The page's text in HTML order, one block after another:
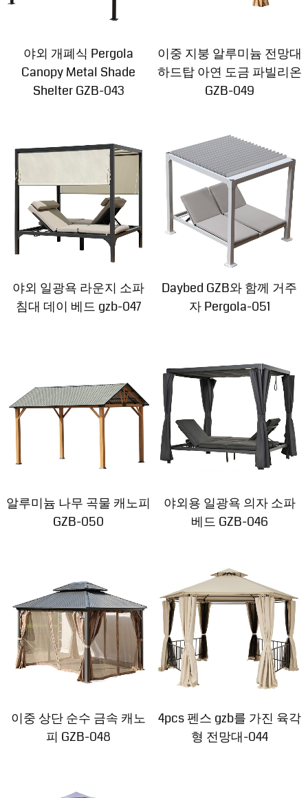
야외 개폐식 Pergola
Canopy Metal Shade
Shelter GZB-043
이중 지붕 알루미늄 전망대
하드탑 아연 도금 파빌리온
GZB-049
야외 일광욕 라운지 소파
침대 데이 베드 gzb-047
Daybed GZB와 함께 거주
자 Pergola-051
알루미늄 나무 곡물 캐노피
GZB-050
야외용 일광욕 의자 소파
베드 GZB-046
이중 상단 순수 금속 캐노
피 GZB-048
4pcs 펜스 gzb를 가진 육각
형 전망대-044